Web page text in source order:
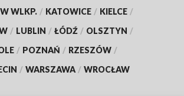
WLKP. / KATOWICE / KIELCE /
/ LUBLIN / ŁÓDŹ / OLSZTYN /
/ POZNAŃ / RZESZÓW /
/ WARSZAWA / WROCŁAW